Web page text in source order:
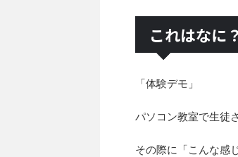
これはなに
「体験デモ」
パソコン教室で生徒
その際に「こんな感